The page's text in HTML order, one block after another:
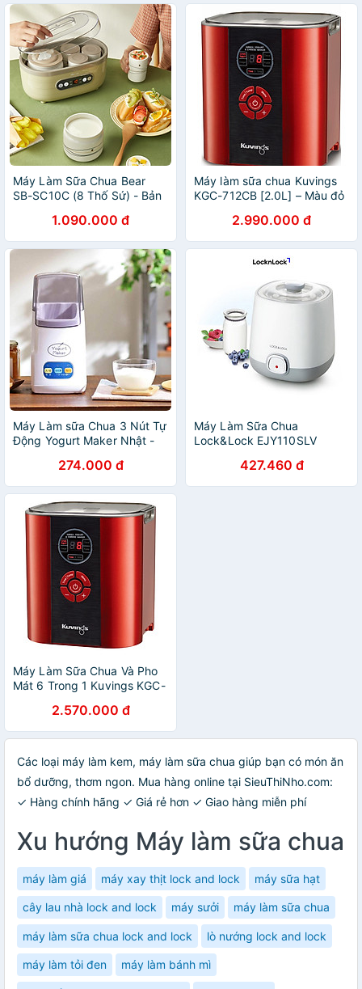
Máy Làm Sữa Chua Bear
SB-SC10C (8 Thố Sứ) - Bản
1.090.000 đ
Máy làm sữa chua Kuvings
KGC-712CB [2.0L] – Màu đỏ
2.990.000 đ
Máy Làm sữa Chua 3 Nút Tự
Động Yogurt Maker Nhật -
Giản - Hàng Chính Hãng
MINIIN
274.000 đ
Máy Làm Sữa Chua
Lock&Lock EJY110SLV
427.460 đ
Máy Làm Sữa Chua Và Pho
Mát 6 Trong 1 Kuvings KGC-
Hàng Chính Hãng
2.570.000 đ
Các loại máy làm kem, máy làm sữa chua giúp bạn có món ăn
bổ dưỡng, thơm ngon. Mua hàng online tại SieuThiNho.com:
✓ Hàng chính hãng ✓ Giá rẻ hơn ✓ Giao hàng miễn phí
Xu hướng Máy làm sữa chua
máy làm giá máy xay thịt lock and lock máy sữa hạt
cây lau nhà lock and lock máy sưởi máy làm sữa chua
máy làm sữa chua lock and lock lò nướng lock and lock
máy làm tỏi đen máy làm bánh mì